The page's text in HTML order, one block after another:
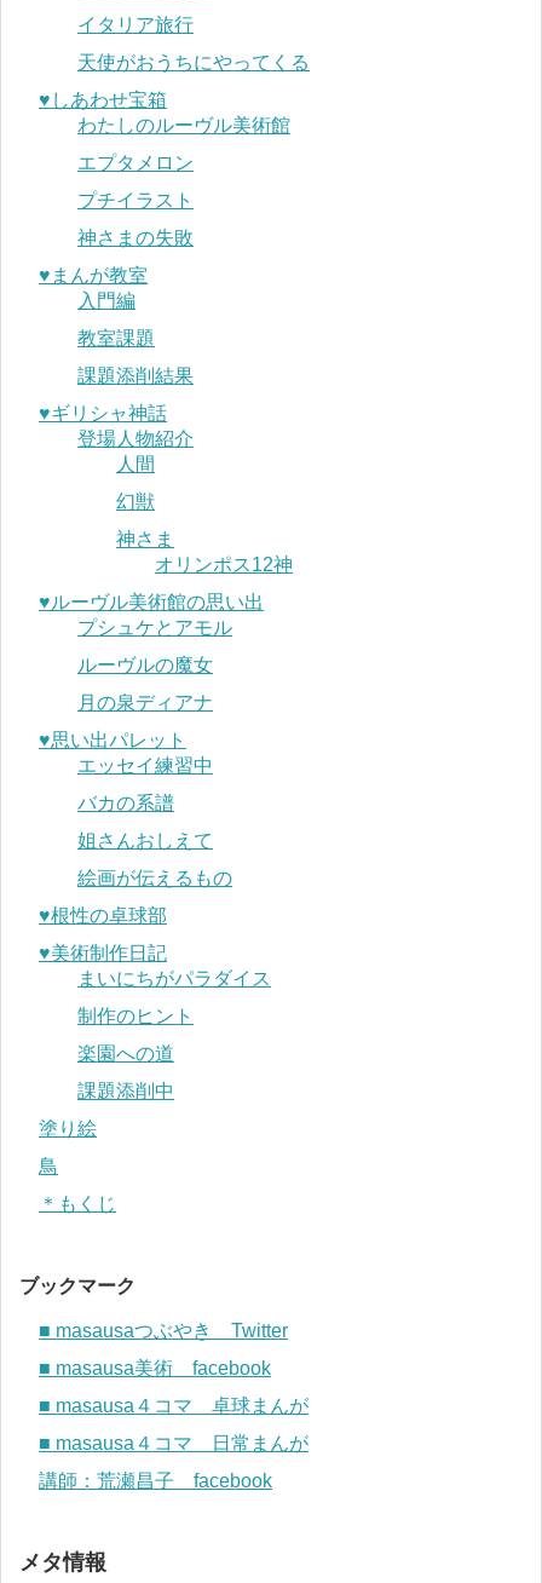
イタリア旅行
天使がおうちにやってくる
♥︎しあわせ宝箱
わたしのルーヴル美術館
エプタメロン
プチイラスト
神さまの失敗
♥︎まんが教室
入門編
教室課題
課題添削結果
♥︎ギリシャ神話
登場人物紹介
人間
幻獣
神さま
オリンポス12神
♥︎ルーヴル美術館の思い出
プシュケとアモル
ルーヴルの魔女
月の泉ディアナ
♥︎思い出パレット
エッセイ練習中
バカの系譜
姐さんおしえて
絵画が伝えるもの
♥︎根性の卓球部
♥︎美術制作日記
まいにちがパラダイス
制作のヒント
楽園への道
課題添削中
塗り絵
鳥
＊もくじ
ブックマーク
■ masausaつぶやき Twitter
■ masausa美術 facebook
■ masausa４コマ 卓球まんが
■ masausa４コマ 日常まんが
講師：荒瀬昌子 facebook
メタ情報